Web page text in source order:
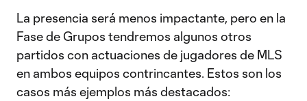
La presencia será menos impactante, pero en la
Fase de Grupos tendremos algunos otros
partidos con actuaciones de jugadores de MLS
en ambos equipos contrincantes. Estos son los
casos más ejemplos más destacados: